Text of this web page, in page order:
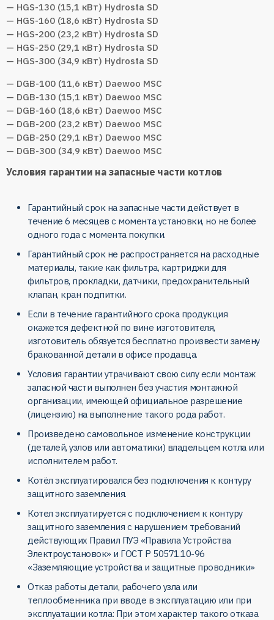
— HGS-130 (15,1 кВт) Hydrosta SD
— HGS-160 (18,6 кВт) Hydrosta SD
— HGS-200 (23,2 кВт) Hydrosta SD
— HGS-250 (29,1 кВт) Hydrosta SD
— HGS-300 (34,9 кВт) Hydrosta SD
— DGB-100 (11,6 кВт) Daewoo MSC
— DGB-130 (15,1 кВт) Daewoo MSC
— DGB-160 (18,6 кВт) Daewoo MSC
— DGB-200 (23,2 кВт) Daewoo MSC
— DGB-250 (29,1 кВт) Daewoo MSC
— DGB-300 (34,9 кВт) Daewoo MSC
Условия гарантии на запасные части котлов
Гарантийный срок на запасные части действует в
течение 6 месяцев с момента установки, но не более
одного года с момента покупки.
Гарантийный срок не распространяется на расходные
материалы, такие как фильтра, картриджи для
фильтров, прокладки, датчики, предохранительный
клапан, кран подпитки.
Если в течение гарантийного срока продукция
окажется дефектной по вине изготовителя,
изготовитель обязуется бесплатно произвести замену
бракованной детали в офисе продавца.
Условия гарантии утрачивают свою силу если монтаж
запасной части выполнен без участия монтажной
организации, имеющей официальное разрешение
(лицензию) на выполнение такого рода работ.
Произведено самовольное изменение конструкции
(деталей, узлов или автоматики) владельцем котла или
исполнителем работ.
Котёл эксплуатировался без подключения к контуру
защитного заземления.
Котел эксплуатируется с подключением к контуру
защитного заземления с нарушением требований
действующих Правил ПУЭ «Правила Устройства
Электроустановок» и ГОСТ Р 50571.10-96
«Заземляющие устройства и защитные проводники»
Отказ работы детали, рабочего узла или
теплообменника при вводе в эксплуатацию или при
эксплуатации котла: При этом характер такого отказа